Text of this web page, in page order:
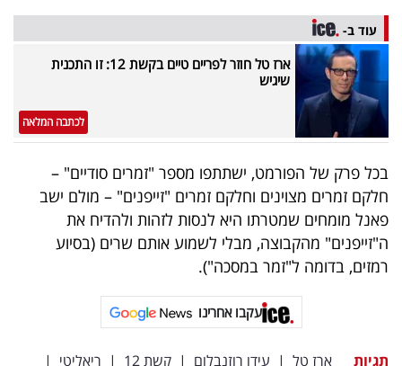
שיתופי
פעולה
דרושים
ניוזלטרים
מייל
עוד ב-
ארז טל חוזר לפריים טיים בקשת 12: זו התכנית
שיגיש
לכתבה המלאה
בכל פרק של הפורמט, ישתתפו מספר "זמרים סודיים" –
חלקם זמרים מצוינים וחלקם זמרים "זייפנים" – מולם ישב
פאנל מומחים שמטרתו היא לנסות לזהות ולהדיח את
ה"זייפנים" מהקבוצה, מבלי לשמוע אותם שרים (בסיוע
רמזים, בדומה ל"זמר במסכה").
עקבו אחרינו
תגיות ארז טל | עידו רוזנבלום | קשת 12 | ריאליטי |